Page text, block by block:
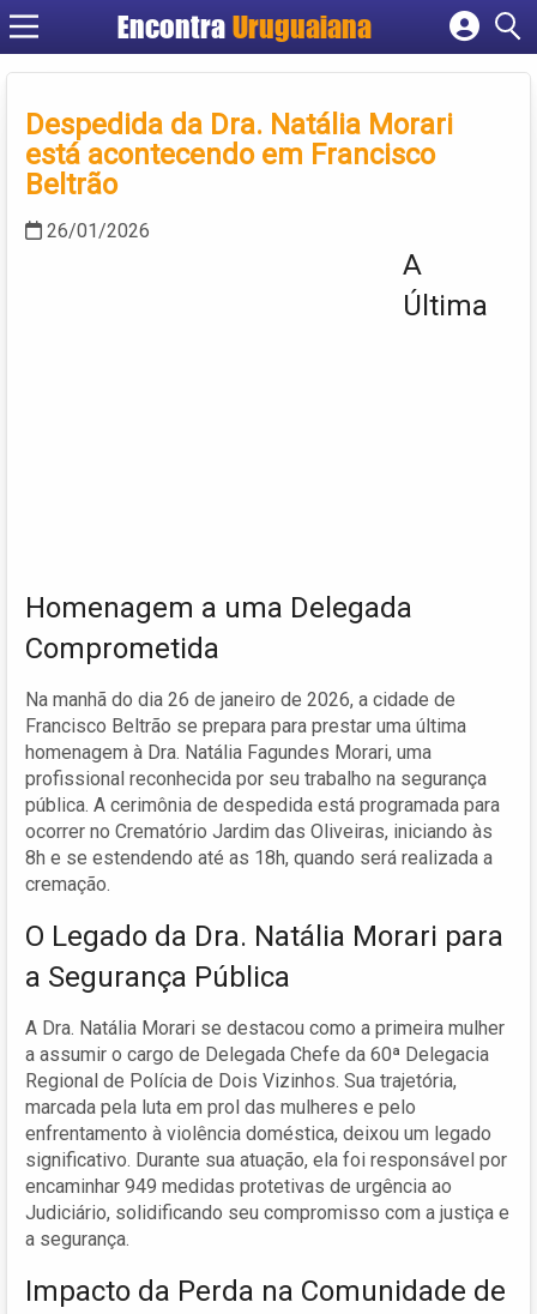
Encontra Uruguaiana
Cadastrar empresa
Criar conta
Despedida da Dra. Natália Morari
está acontecendo em Francisco
Beltrão
26/01/2026
A
Última
Homenagem a uma Delegada
Comprometida
Na manhã do dia 26 de janeiro de 2026, a cidade de
Francisco Beltrão se prepara para prestar uma última
homenagem à Dra. Natália Fagundes Morari, uma
profissional reconhecida por seu trabalho na segurança
pública. A cerimônia de despedida está programada para
ocorrer no Crematório Jardim das Oliveiras, iniciando às
8h e se estendendo até as 18h, quando será realizada a
cremação.
O Legado da Dra. Natália Morari para
a Segurança Pública
A Dra. Natália Morari se destacou como a primeira mulher
a assumir o cargo de Delegada Chefe da 60ª Delegacia
Regional de Polícia de Dois Vizinhos. Sua trajetória,
marcada pela luta em prol das mulheres e pelo
enfrentamento à violência doméstica, deixou um legado
significativo. Durante sua atuação, ela foi responsável por
encaminhar 949 medidas protetivas de urgência ao
Judiciário, solidificando seu compromisso com a justiça e
a segurança.
Impacto da Perda na Comunidade de